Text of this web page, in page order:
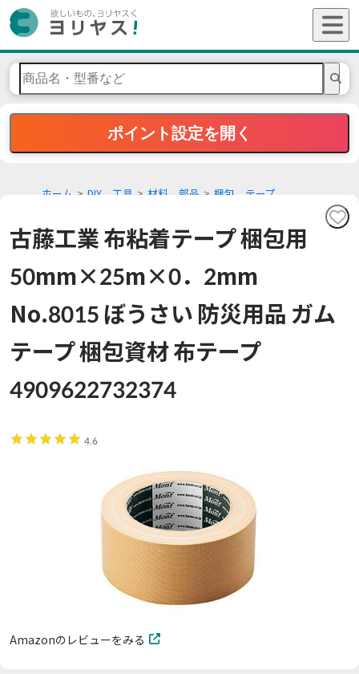
ポイント設定を開く
ホーム DIY、工具 材料、部品 梱包、テープ
古藤工業 布粘着テープ 梱包用
50mm×25m×0．2mm
No.8015 ぼうさい 防災用品 ガム
テープ 梱包資材 布テープ
4909622732374
4.6
Amazonのレビューをみる